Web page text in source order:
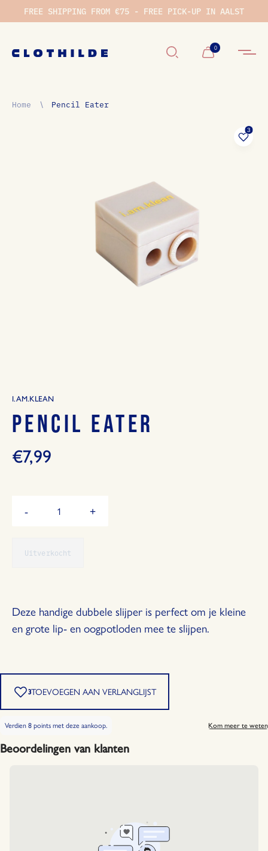
FREE SHIPPING FROM €75 - FREE PICK-UP IN AALST
0
Home ∖ Pencil Eater
I.AM.KLEAN
PENCIL EATER
€7,99
-
met
+
Uitverkocht
Deze handige dubbele slijper is perfect om je kleine
en grote lip- en oogpotloden mee te slijpen.